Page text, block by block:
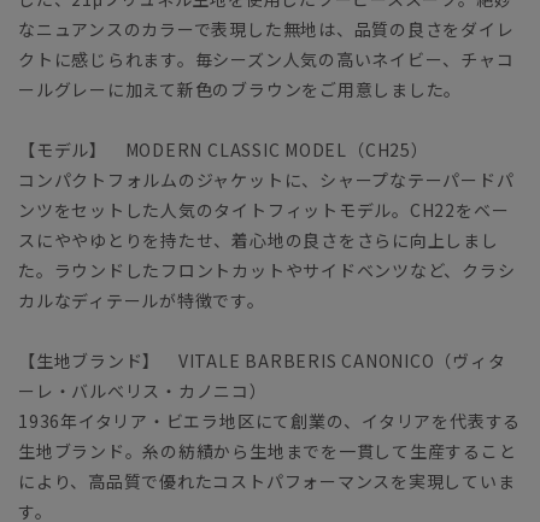
なニュアンスのカラーで表現した無地は、品質の良さをダイレ
クトに感じられます。毎シーズン人気の高いネイビー、チャコ
ールグレーに加えて新色のブラウンをご用意しました。
【モデル】 MODERN CLASSIC MODEL（CH25）
コンパクトフォルムのジャケットに、シャープなテーパードパ
ンツをセットした人気のタイトフィットモデル。CH22をベー
スにややゆとりを持たせ、着心地の良さをさらに向上しまし
た。ラウンドしたフロントカットやサイドベンツなど、クラシ
カルなディテールが特徴です。
【生地ブランド】 VITALE BARBERIS CANONICO（ヴィタ
ーレ・バルべリス・カノニコ）
1936年イタリア・ビエラ地区にて創業の、イタリアを代表する
生地ブランド。糸の紡績から生地までを一貫して生産すること
により、高品質で優れたコストパフォーマンスを実現していま
す。